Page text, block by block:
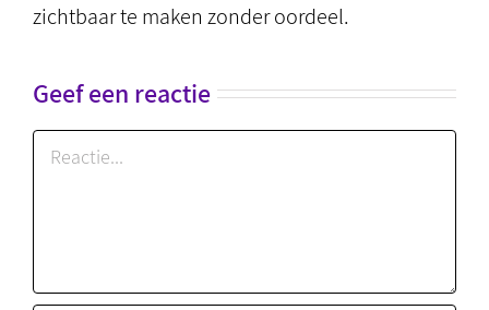
zichtbaar te maken zonder oordeel.
Geef een reactie
Reactie